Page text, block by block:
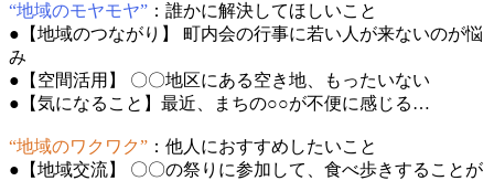
“地域のモヤモヤ” ：誰かに解決してほしいこと
●【地域のつながり】 町内会の行事に若い人が来ないのが悩
み
●【空間活用】 〇〇地区にある空き地、もったいない
●【気になること】最近、まちの○○が不便に感じる…
“地域のワクワク” ：他人におすすめしたいこと
●【地域交流】 〇〇の祭りに参加して、食べ歩きすることが